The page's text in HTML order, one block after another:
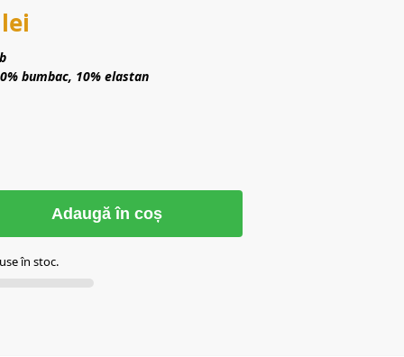
lei
bumbac, 10% elastan
Adaugă în coș
în stoc.